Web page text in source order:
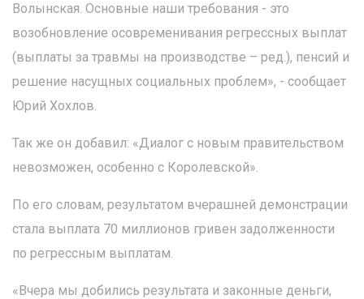
Волынская. Основные наши требования - это
возобновление осовременивания регрессных выплат
(выплаты за травмы на производстве – ред.), пенсий и
решение насущных социальных проблем», - сообщает
Юрий Хохлов.
Так же он добавил: «Диалог с новым правительством
невозможен, особенно с Королевской».
По его словам, результатом вчерашней демонстрации
стала выплата 70 миллионов гривен задолженности
по регрессным выплатам.
«Вчера мы добились результата и законные деньги,